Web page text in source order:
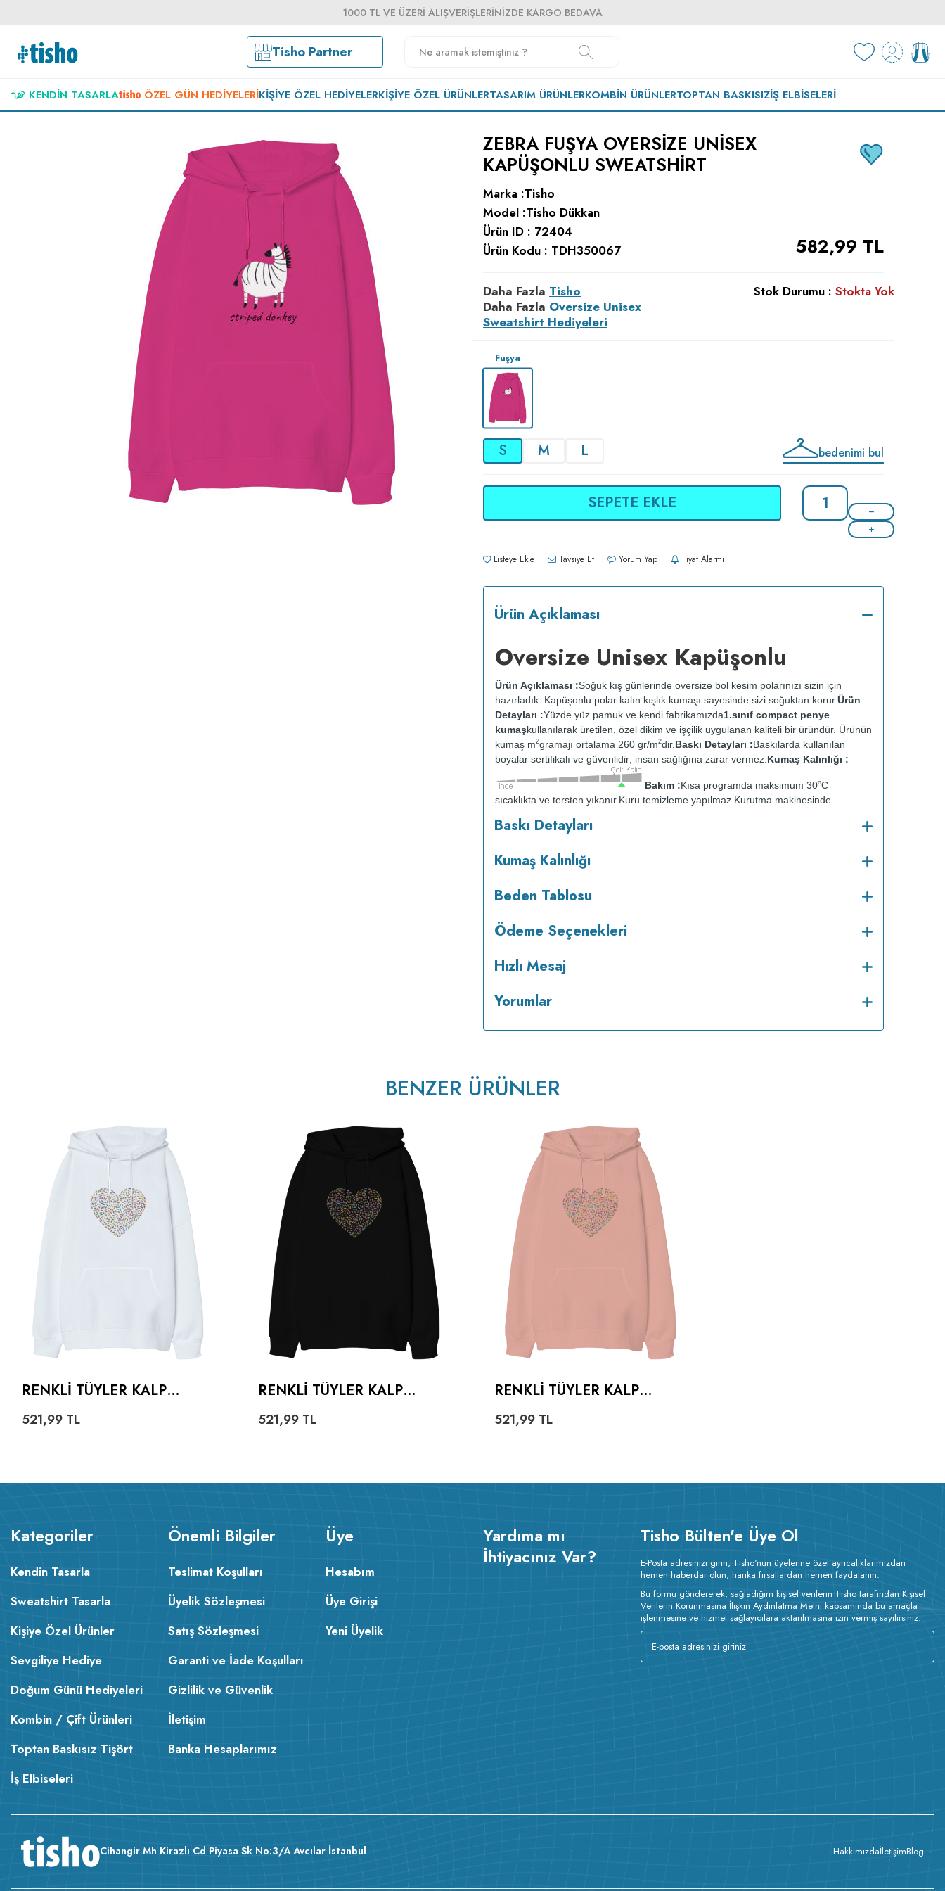
1000 TL VE ÜZERI ALIŞVERIŞLERINIZDE KARGO BEDAVA
Tisho Partner
KENDIN TASARLA ÖZEL GÜN HEDIYELERIKIŞIYE ÖZEL HEDIYELERKIŞIYE ÖZEL ÜRÜNLERTASARIM ÜRÜNLERKOMBIN ÜRÜNLERTOPTAN BASKISIZİŞ ELBISELERI
ZEBRA FUŞYA OVERSIZE UNISEX
KAPÜŞONLU SWEATSHIRT
Marka :Tisho
Model :Tisho Dükkan
Ürün ID : 72404
Ürün Kodu : TDH350067 582,99 TL
Daha Fazla Tisho
Daha Fazla Oversize Unisex
Sweatshirt Hediyeleri
Stok Durumu : Stokta Yok
Fuşya
S M L bedenimi bul
SEPETE EKLE
Listeye Ekle Tavsiye Et Yorum Yap Fiyat Alarmı
Ürün Açıklaması
Oversize Unisex Kapüşonlu
Ürün Açıklaması :Soğuk kış günlerinde oversize bol kesim polarınızı sizin için
hazırladık. Kapüşonlu polar kalın kışlık kumaşı sayesinde sizi soğuktan korur.Ürün
Detayları :Yüzde yüz pamuk ve kendi fabrikamızda1.sınıf compact penye
kumaşkullanılarak üretilen, özel dikim ve işçilik uygulanan kaliteli bir üründür. Ürünün
kumaş m2gramajı ortalama 260 gr/m2dir. Baskı Detayları :Baskılarda kullanılan
boyalar sertifikalı ve güvenlidir; insan sağlığına zarar vermez. Kumaş Kalınlığı :
Bakım :Kısa programda maksimum 30oC
sıcaklıkta ve tersten yıkanır. Kuru temizleme yapılmaz. Kurutma makinesinde
Baskı Detayları
Kumaş Kalınlığı
Beden Tablosu
Ödeme Seçenekleri
Hızlı Mesaj
Yorumlar
BENZER ÜRÜNLER
RENKLI TÜYLER KALP
KAPÜŞONLU SWEATSHIRT
521,99 TL
RENKLI TÜYLER KALP
KAPÜŞONLU SWEATSHIRT
521,99 TL
RENKLI TÜYLER KALP
KAPÜŞONLU SWEATSHIRT
521,99 TL
Kategoriler
Kendin Tasarla
Sweatshirt Tasarla
Kişiye Özel Ürünler
Sevgiliye Hediye
Doğum Günü Hediyeleri
Kombin / Çift Ürünleri
Toptan Baskısız Tişört
İş Elbiseleri
Önemli Bilgiler
Teslimat Koşulları
Üyelik Sözleşmesi
Satış Sözleşmesi
Garanti ve İade Koşulları
Gizlilik ve Güvenlik
İletişim
Banka Hesaplarımız
Üye
Hesabım
Üye Girişi
Yeni Üyelik
Yardıma mı
İhtiyacınız Var?
Tisho Bülten'e Üye Ol
E-Posta adresinizi girin, Tisho'nun üyelerine özel ayrıcalıklarımızdan
hemen haberdar olun, harika fırsatlardan hemen faydalanın.
Bu formu göndererek, sağladığım kişisel verilerin Tisho tarafından Kişisel
Verilerin Korunmasına İlişkin Aydınlatma Metni kapsamında bu amaçla
işlenmesine ve hizmet sağlayıcılara aktarılmasına izin vermiş sayılırsınız.
Cihangir Mh Kirazlı Cd Piyasa Sk No:3/A Avcılar İstanbul HakkımızdaİletişimBlog